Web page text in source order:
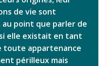
de vie sont
point que parler de
elle existait en tant
toute appartenance
périlleux mais